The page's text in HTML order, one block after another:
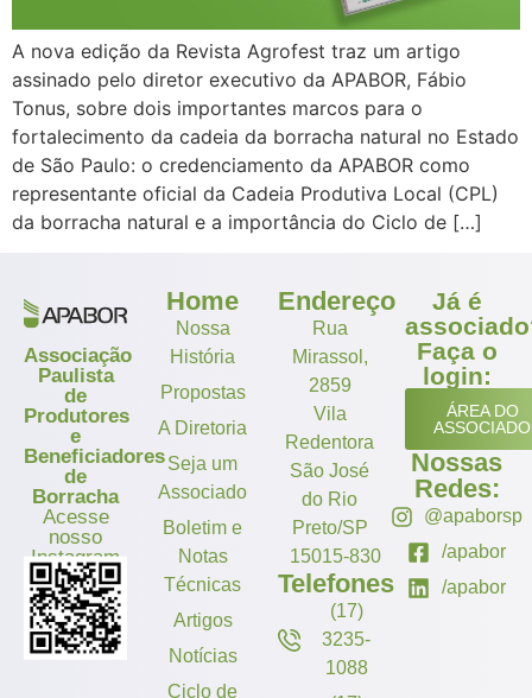
A nova edição da Revista Agrofest traz um artigo
assinado pelo diretor executivo da APABOR, Fábio
Tonus, sobre dois importantes marcos para o
fortalecimento da cadeia da borracha natural no Estado
de São Paulo: o credenciamento da APABOR como
representante oficial da Cadeia Produtiva Local (CPL)
da borracha natural e a importância do Ciclo de […]
Associação
Paulista
de
Produtores
e
Beneficiadores
de
Borracha
Acesse
nosso
Instagram
Home
Nossa
História
Propostas
A Diretoria
Seja um
Associado
Boletim e
Notas
Técnicas
Artigos
Notícias
Ciclo de
Endereço
Rua
Mirassol,
2859
Vila
Redentora
São José
do Rio
Preto/SP
15015-830
Telefones
(17)
3235-
1088
Já é
Faça o
login:
ÁREA DO
ASSOCIADO
Nossas
Redes:
@apaborsp
/apabor
/apabor